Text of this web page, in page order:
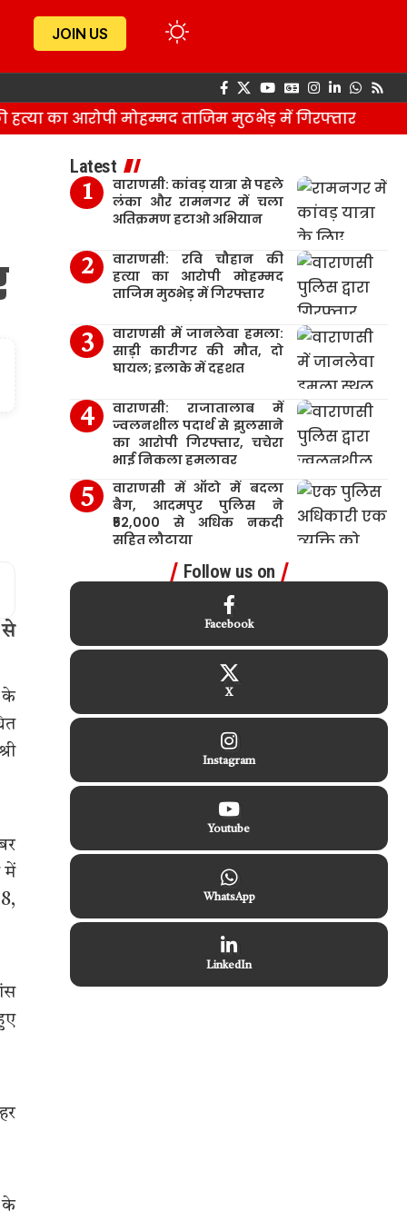
JOIN US
का आरोपी मोहम्मद ताजिम मुठभेड़ में गिरफ्तार
से
के
में
के
Latest
वाराणसी: कांवड़ यात्रा से पहले
लंका और रामनगर में चला
अतिक्रमण हटाओ अभियान
वाराणसी: रवि चौहान की
हत्या का आरोपी मोहम्मद
ताजिम मुठभेड़ में गिरफ्तार
वाराणसी में जानलेवा हमला:
साड़ी कारीगर की मौत, दो
घायल; इलाके में दहशत
वाराणसी: राजातालाब में
ज्वलनशील पदार्थ से झुलसाने
का आरोपी गिरफ्तार, चचेरा
भाई निकला हमलावर
वाराणसी में ऑटो में बदला
बैग, आदमपुर पुलिस ने
₹52,000 से अधिक नकदी
सहित लौटाया
Follow us on
Facebook
X
Instagram
Youtube
WhatsApp
LinkedIn